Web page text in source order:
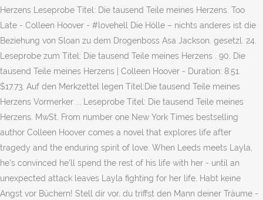
Herzens Leseprobe Titel: Die tausend Teile meines Herzens. Too
Late - Colleen Hoover - #lovehell Die Hölle – nichts anderes ist die
Beziehung von Sloan zu dem Drogenboss Asa Jackson. gesetzl. 24.
Leseprobe zum Titel: Die tausend Teile meines Herzens . 90. Die
tausend Teile meines Herzens | Colleen Hoover - Duration: 8:51.
$17.73. Auf den Merkzettel legen Titel:Die tausend Teile meines
Herzens Vormerker ... Leseprobe Titel: Die tausend Teile meines
Herzens. MwSt. From number one New York Times bestselling
author Colleen Hoover comes a novel that explores life after
tragedy and the enduring spirit of love. When Leeds meets Layla,
he's convinced he'll spend the rest of his life with her - until an
unexpected attack leaves Layla fighting for her life. Habt keine
Angst vor Büchern! Stell dir vor, du triffst den Mann deiner Träume -